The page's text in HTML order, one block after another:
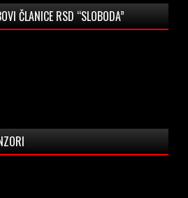
ČLANICE RSD “SLOBODA”